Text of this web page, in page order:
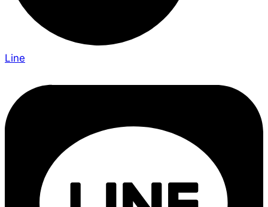
Scomadi Thailand (สำนักงานใหญ่) ชั้น 3 Riverside
Plaza 257